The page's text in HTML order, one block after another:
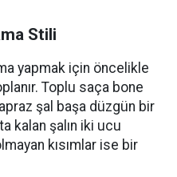
Stili
yapmak için öncelikle
Toplu saça bone
şal başa düzgün bir
kalan şalın iki ucu
kısımlar ise bir